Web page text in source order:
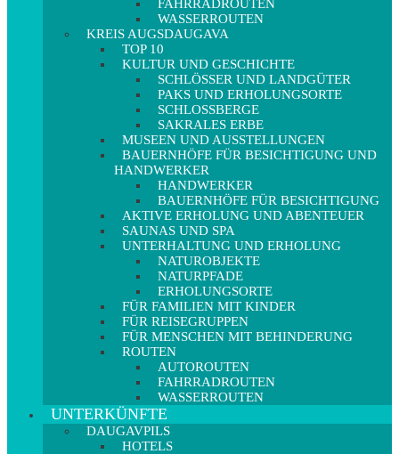
FAHRRADROUTEN
WASSERROUTEN
KREIS AUGSDAUGAVA
TOP 10
KULTUR UND GESCHICHTE
SCHLÖSSER UND LANDGÜTER
PAKS UND ERHOLUNGSORTE
SCHLOSSBERGE
SAKRALES ERBE
MUSEEN UND AUSSTELLUNGEN
BAUERNHÖFE FÜR BESICHTIGUNG UND
HANDWERKER
HANDWERKER
BAUERNHÖFE FÜR BESICHTIGUNG
AKTIVE ERHOLUNG UND ABENTEUER
SAUNAS UND SPA
UNTERHALTUNG UND ERHOLUNG
NATUROBJEKTE
NATURPFADE
ERHOLUNGSORTE
FÜR FAMILIEN MIT KINDER
FÜR REISEGRUPPEN
FÜR MENSCHEN MIT BEHINDERUNG
ROUTEN
AUTOROUTEN
FAHRRADROUTEN
WASSERROUTEN
UNTERKÜNFTE
DAUGAVPILS
HOTELS